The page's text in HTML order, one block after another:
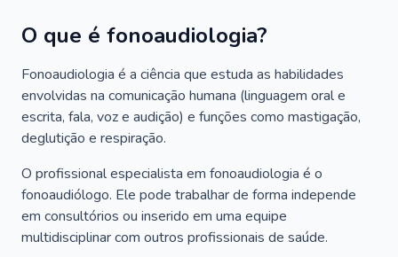
O que é fonoaudiologia?
Fonoaudiologia é a ciência que estuda as habilidades
envolvidas na comunicação humana (linguagem oral e
escrita, fala, voz e audição) e funções como mastigação,
deglutição e respiração.
O profissional especialista em fonoaudiologia é o
fonoaudiólogo. Ele pode trabalhar de forma independe
em consultórios ou inserido em uma equipe
multidisciplinar com outros profissionais de saúde.